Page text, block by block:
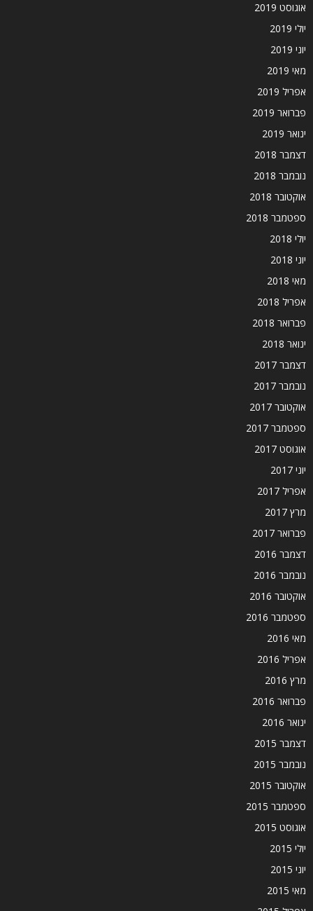
אוגוסט 2019
יולי 2019
יוני 2019
מאי 2019
אפריל 2019
פברואר 2019
ינואר 2019
דצמבר 2018
נובמבר 2018
אוקטובר 2018
ספטמבר 2018
יולי 2018
יוני 2018
מאי 2018
אפריל 2018
פברואר 2018
ינואר 2018
דצמבר 2017
נובמבר 2017
אוקטובר 2017
ספטמבר 2017
אוגוסט 2017
יוני 2017
אפריל 2017
מרץ 2017
פברואר 2017
דצמבר 2016
נובמבר 2016
אוקטובר 2016
ספטמבר 2016
מאי 2016
אפריל 2016
מרץ 2016
פברואר 2016
ינואר 2016
דצמבר 2015
נובמבר 2015
אוקטובר 2015
ספטמבר 2015
אוגוסט 2015
יולי 2015
יוני 2015
מאי 2015